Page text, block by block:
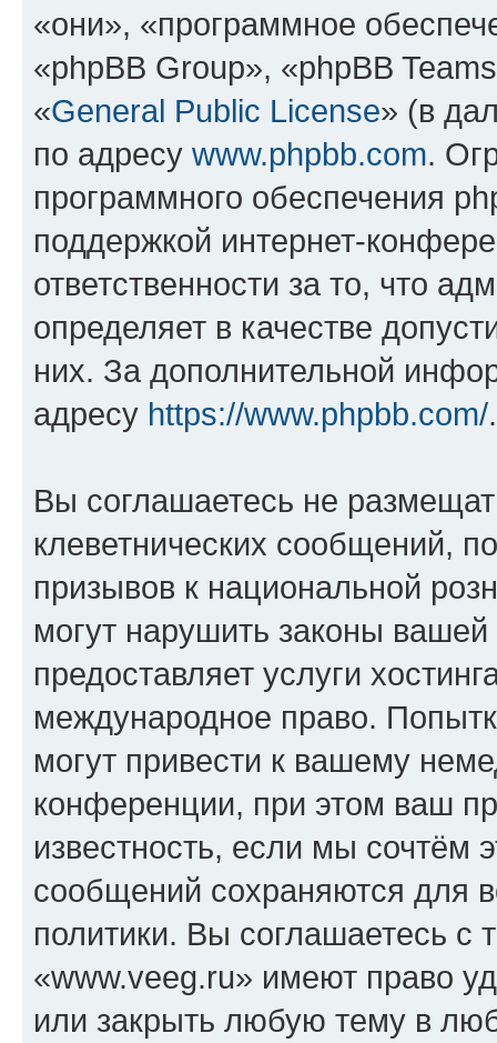
«они», «программное
«phpBB Group», «phpBB
«General Public License» (в
по адресу www.phpbb.com.
программного обеспечения
поддержкой интернет-
ответственности за то, что
определяет в качестве
них. За дополнительной
адресу https://www.phpbb.com/.
Вы соглашаетесь не
клеветнических сообщений,
призывов к национальной
могут нарушить законы
предоставляет услуги
международное право.
могут привести к вашему
конференции, при этом ваш
известность, если мы сочтём
сообщений сохраняются для
политики. Вы соглашаетесь
«www.veeg.ru» имеют право
или закрыть любую тему в